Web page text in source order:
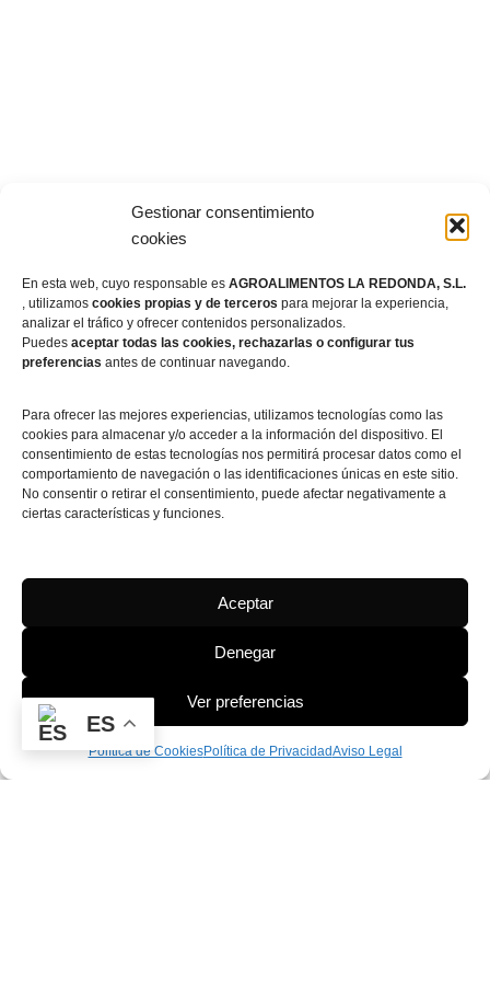
Gestionar consentimiento
cookies
En esta web, cuyo responsable es AGROALIMENTOS LA REDONDA, S.L.
, utilizamos cookies propias y de terceros para mejorar la experiencia,
analizar el tráfico y ofrecer contenidos personalizados.
Puedes aceptar todas las cookies, rechazarlas o configurar tus
preferencias antes de continuar navegando.
Para ofrecer las mejores experiencias, utilizamos tecnologías como las
cookies para almacenar y/o acceder a la información del dispositivo. El
consentimiento de estas tecnologías nos permitirá procesar datos como el
comportamiento de navegación o las identificaciones únicas en este sitio.
No consentir o retirar el consentimiento, puede afectar negativamente a
ciertas características y funciones.
Aceptar
Denegar
Ver preferencias
Política de CookiesPolítica de PrivacidadAviso Legal
ES